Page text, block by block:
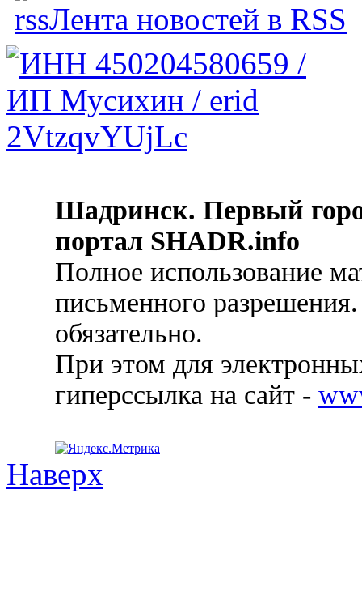
Лента новостей в RSS
Шадринск. Первый
портал SHADR.info
Полное использование
письменного
обязательно.
При этом для
гиперссылка на сайт -
Наверх